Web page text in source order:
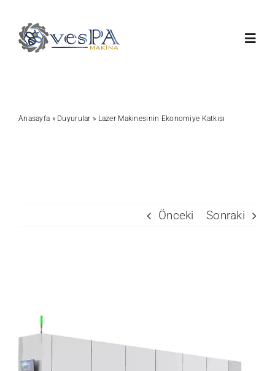
content
Anasayfa » Duyurular » Lazer Makinesinin Ekonomiye Katkısı
Önceki Sonraki